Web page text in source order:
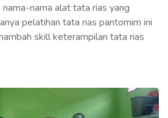
nama alat tata rias yang
pelatihan tata rias pantomim ini
skill keterampilan tata rias